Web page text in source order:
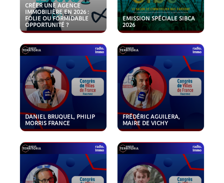
CRÉER UNE AGENCE
IMMOBILIÈRE EN 2026 :
FOLIE OU FORMIDABLE
OPPORTUNITÉ ?
EMISSION SPÉCIALE SIBCA
2026
DANIEL BRUQUEL, PHILIP
MORRIS FRANCE
FRÉDÉRIC AGUILERA,
MAIRE DE VICHY